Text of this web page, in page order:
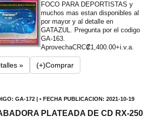
FOCO PARA DEPORTISTAS y
muchos mas estan disponibles al
por mayor y al detalle en
GATAZUL. Pregunta por el codigo
GA-163.
AprovechaCRC₡1,400.00+i.v.a.
» (+)Comprar
GA-172 | • FECHA PUBLICACION: 2021-10-19
PLATEADA DE CD RX-250